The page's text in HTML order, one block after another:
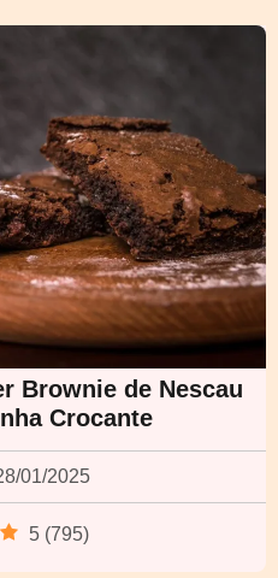
Brownie de Nescau
Crocante
01/2025
5 (795)